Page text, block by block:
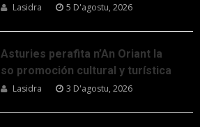
Lasidra 5 D'agostu, 2026
Asturies perafita n’An Oriant la
so promoción cultural y turística
Lasidra 3 D'agostu, 2026